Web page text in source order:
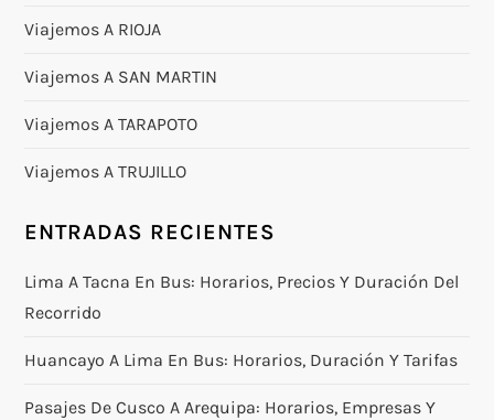
Viajemos A RIOJA
Viajemos A SAN MARTIN
Viajemos A TARAPOTO
Viajemos A TRUJILLO
ENTRADAS RECIENTES
Lima A Tacna En Bus: Horarios, Precios Y Duración Del
Recorrido
Huancayo A Lima En Bus: Horarios, Duración Y Tarifas
Pasajes De Cusco A Arequipa: Horarios, Empresas Y